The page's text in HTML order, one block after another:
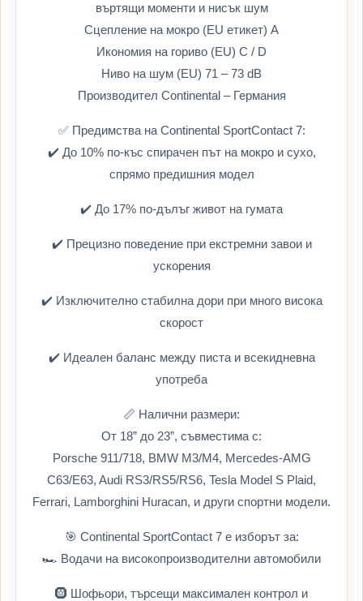
въртящи моменти и нисък шум
Сцепление на мокро (EU етикет) A
Икономия на гориво (EU) C / D
Ниво на шум (EU) 71 – 73 dB
Производител Continental – Германия
✅ Предимства на Continental SportContact 7:
✔️ До 10% по-къс спирачен път на мокро и сухо,
спрямо предишния модел
✔️ До 17% по-дълъг живот на гумата
✔️ Прецизно поведение при екстремни завои и
ускорения
✔️ Изключително стабилна дори при много висока
скорост
✔️ Идеален баланс между писта и всекидневна
употреба
📏 Налични размери:
От 18” до 23”, съвместима с:
Porsche 911/718, BMW M3/M4, Mercedes-AMG
C63/E63, Audi RS3/RS5/RS6, Tesla Model S Plaid,
Ferrari, Lamborghini Huracan, и други спортни модели.
🎯 Continental SportContact 7 е изборът за:
🏎️ Водачи на високопроизводителни автомобили
🛞 Шофьори, търсещи максимален контрол и